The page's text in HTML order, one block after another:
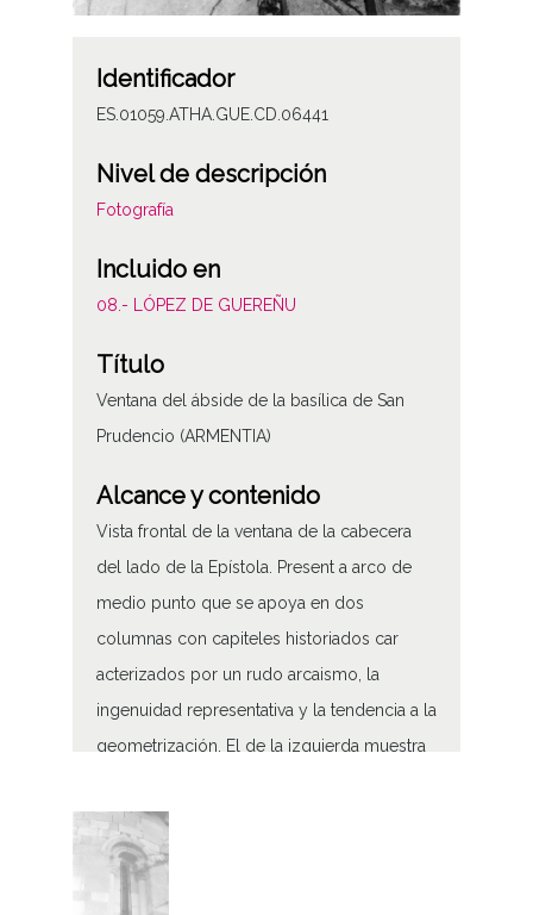
Identificador
ES.01059.ATHA.GUE.CD.06441
Nivel de descripción
Fotografía
Incluido en
08.- LÓPEZ DE GUEREÑU
Título
Ventana del ábside de la basílica de San
Prudencio (ARMENTIA)
Alcance y contenido
Vista frontal de la ventana de la cabecera
del lado de la Epístola. Present a arco de
medio punto que se apoya en dos
columnas con capiteles historiados car
acterizados por un rudo arcaismo, la
ingenuidad representativa y la tendencia a la
geometrización. El de la izquierda muestra
de pie en ángulo, jinetes, etc. y en el de la
derecha, formas vegetales y una cabeza de